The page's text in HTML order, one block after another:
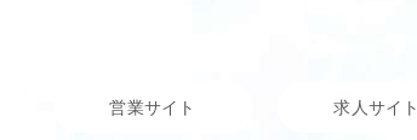
営業サイト 求人サイト